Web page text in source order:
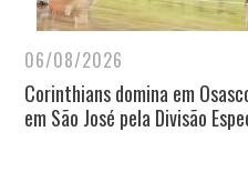
06/08/2026
Corinthians domina em
em São José pela Divisão